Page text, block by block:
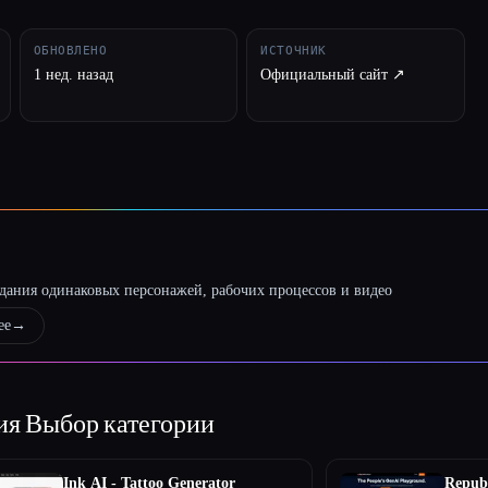
ОБНОВЛЕНО
1 нед. назад
ИСТОЧНИК
Официальный сайт ↗︎
одинаковых персонажей, рабочих процессов и видео
→
Выбор категории
Ink AI - Tattoo Generator